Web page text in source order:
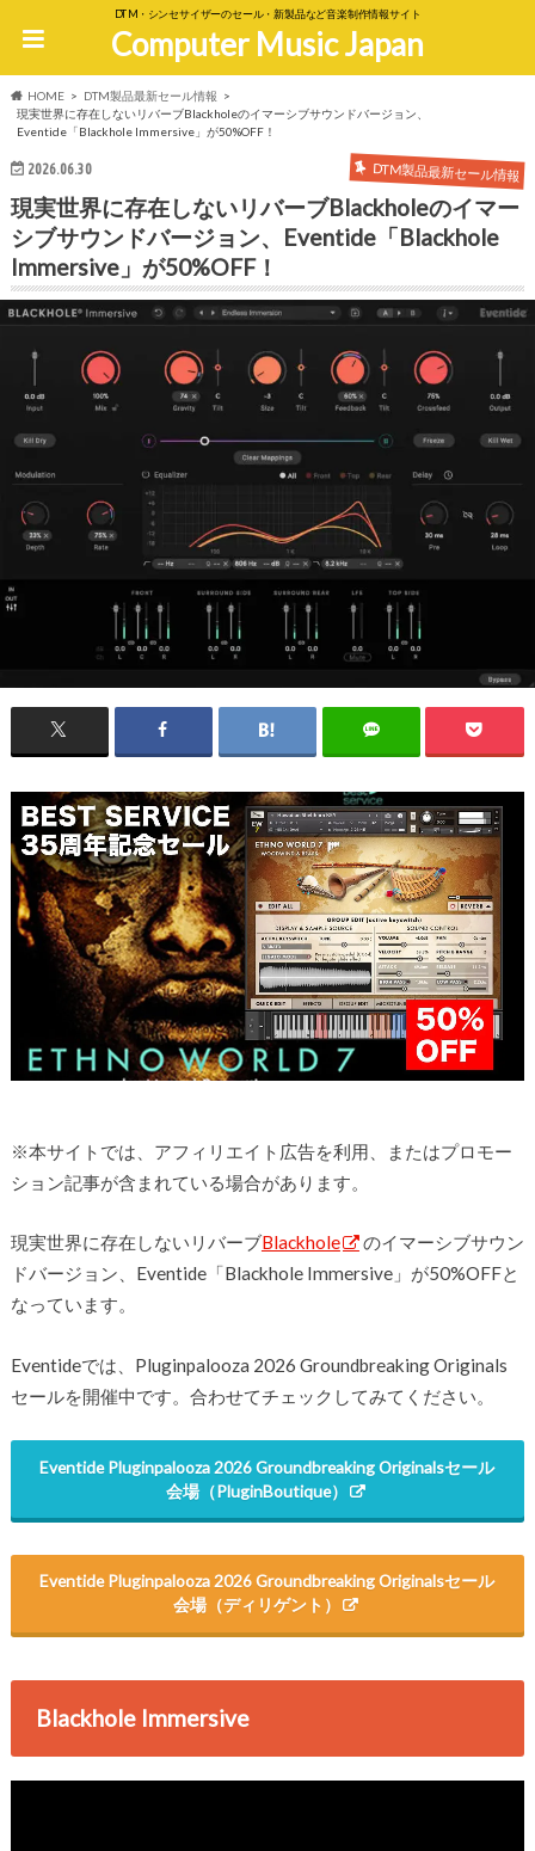
DTM・シンセサイザーのセール・新製品など音楽制作情報サイト
Computer Music Japan
HOME
DTM製品最新セール情報
現実世界に存在しないリバーブBlackholeのイマーシブサウンドバージョン、
Eventide「Blackhole Immersive」が50%OFF！
2026.06.30 DTM製品最新セール情報
現実世界に存在しないリバーブBlackholeのイマー
シブサウンドバージョン、Eventide「Blackhole
Immersive」が50%OFF！
※本サイトでは、アフィリエイト広告を利用、またはプロモー
ション記事が含まれている場合があります。
現実世界に存在しないリバーブBlackhole
のイマーシブサウン
ドバージョン、Eventide「Blackhole Immersive」が50%OFFと
なっています。
Eventideでは、 Pluginpalooza 2026 Groundbreaking Originals
セールを開催中です。合わせてチェックしてみてください。
EventidePluginpalooza 2026 Groundbreaking Originalsセール
会場（PluginBoutique）
EventidePluginpalooza 2026 Groundbreaking Originalsセール
会場（ディリゲント）
Blackhole Immersive